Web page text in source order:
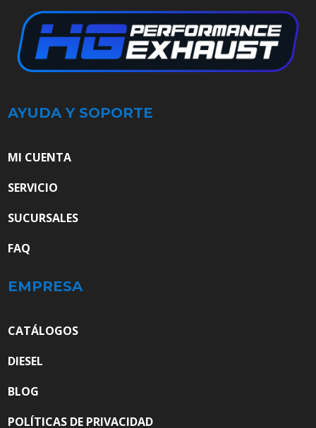
AYUDA Y SOPORTE
MI CUENTA
SERVICIO
SUCURSALES
FAQ
EMPRESA
CATÁLOGOS
DIESEL
BLOG
POLÍTICAS DE PRIVACIDAD